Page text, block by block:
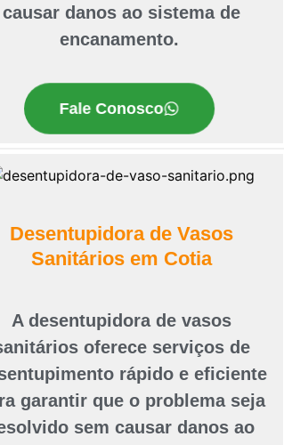
causar danos ao sistema de
encanamento.
Fale Conosco
Desentupidora de Vasos
Sanitários em Cotia
A desentupidora de vasos
oferece serviços de
rápido e eficiente
garantir que o problema seja
sem causar danos ao